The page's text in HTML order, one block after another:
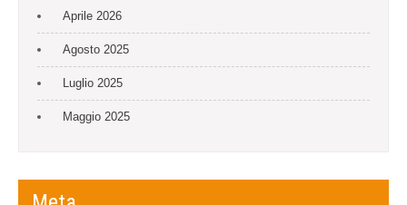
Aprile 2026
Agosto 2025
Luglio 2025
Maggio 2025